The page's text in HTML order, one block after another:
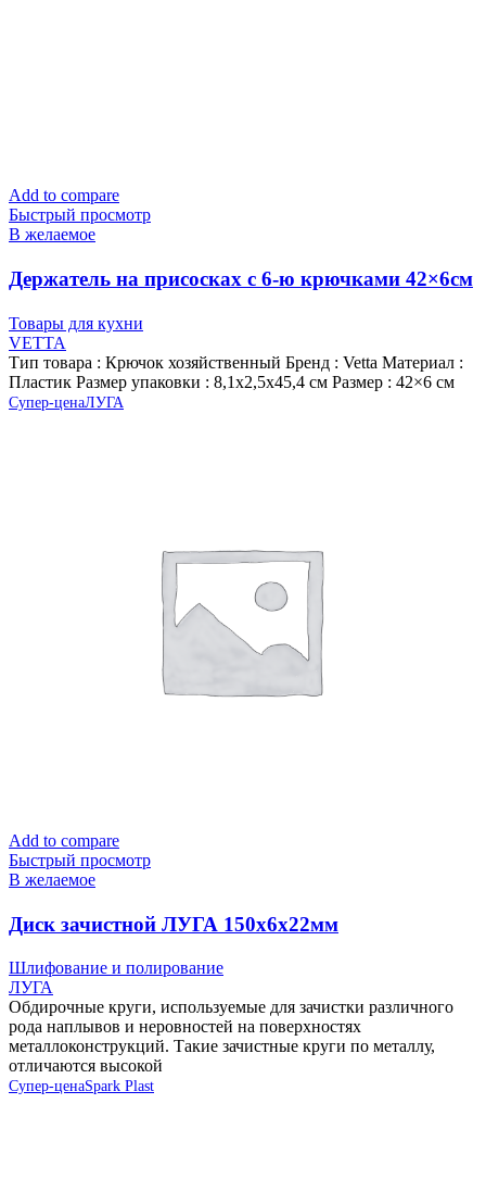
Add to compare
Быстрый просмотр
В желаемое
Держатель на присосках с 6-ю крючками 42×6см
Товары для кухни
VETTA
Тип товара : Крючок хозяйственный Бренд : Vetta Материал :
Пластик Размер упаковки : 8,1х2,5х45,4 см Размер : 42×6 см
Супер-ценаЛУГА
Add to compare
Быстрый просмотр
В желаемое
Диск зачистной ЛУГА 150х6х22мм
Шлифование и полирование
ЛУГА
Обдирочные круги, используемые для зачистки различного
рода наплывов и неровностей на поверхностях
металлоконструкций. Такие зачистные круги по металлу,
отличаются высокой
Супер-ценаSpark Plast